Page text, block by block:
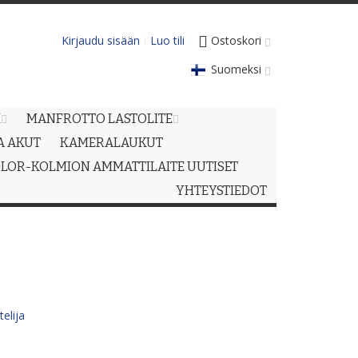
Ostoskori
Kirjaudu sisään
Luo tili
Suomeksi
MANFROTTO LASTOLITE
AKUT
KAMERALAUKUT
KOLMION AMMATTILAITE UUTISET
YHTEYSTIEDOT